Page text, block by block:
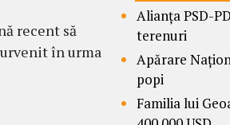
recent să
în urma
Alianța PSD-
terenuri
Apărare
popi
Familia lui